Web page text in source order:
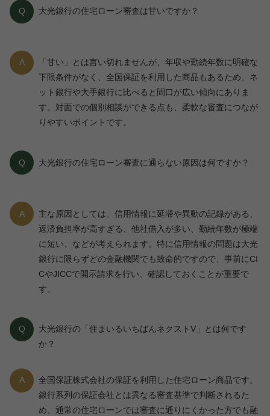
Q 大光銀行の住宅ローン審査は甘いですか？
A
「甘い」とは言い切れませんが、年収や勤続年数に明確な
下限条件がなく、全国保証を利用した商品もあるため、ネ
ット銀行や大手銀行に比べると間口が広い傾向にありま
す。対面での個別相談ができる点も、柔軟な審査につなが
りやすいポイントです。
Q 大光銀行の住宅ローン審査に通らない原因は何ですか？
A
主な原因としては、信用情報に延滞や異動の記録がある、
返済負担率が高すぎる、他社借入が多い、勤続年数が極端
に短い、などが考えられます。特に信用情報の問題は大光
銀行に限らずどの金融機関でも致命的ですので、事前にCI
CやJICCで開示請求を行い、確認しておくことが重要で
す。
Q
大光銀行の「住まいるいちばんネクストV」とは何です
か？
A
全国保証株式会社の保証を利用した住宅ローン商品です。
銀行系列の保証会社とは異なる審査基準で判断されるた
め、通常の住宅ローンでは審査に通りにくかった方でも融